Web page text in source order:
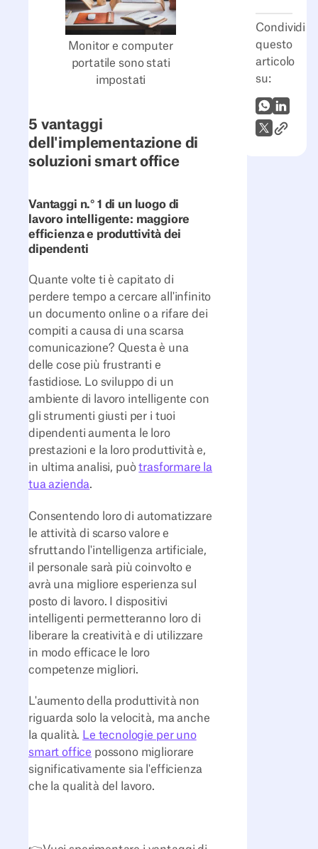
Condividi
questo
articolo
su:
WhatsApp
X (Twitter)
Link
Monitor e computer
portatile sono stati
impostati
5 vantaggi
dell'implementazione di
soluzioni smart office
Vantaggi n.° 1 di un luogo di
lavoro intelligente: maggiore
efficienza e produttività dei
dipendenti
Quante volte ti è capitato di
perdere tempo a cercare all'infinito
un documento online o a rifare dei
compiti a causa di una scarsa
comunicazione? Questa è una
delle cose più frustranti e
fastidiose. Lo sviluppo di un
ambiente di lavoro intelligente con
gli strumenti giusti per i tuoi
dipendenti aumenta le loro
prestazioni e la loro produttività e,
in ultima analisi, puòtrasformare la
tua azienda.
Consentendo loro di automatizzare
le attività di scarso valore e
sfruttando l'intelligenza artificiale,
il personale sarà più coinvolto e
avrà una migliore esperienza sul
posto di lavoro. I dispositivi
intelligenti permetteranno loro di
liberare la creatività e di utilizzare
in modo efficace le loro
competenze migliori.
L'aumento della produttività non
riguarda solo la velocità, ma anche
la qualità. Le tecnologie per uno
smart office possono migliorare
significativamente sia l'efficienza
che la qualità del lavoro.